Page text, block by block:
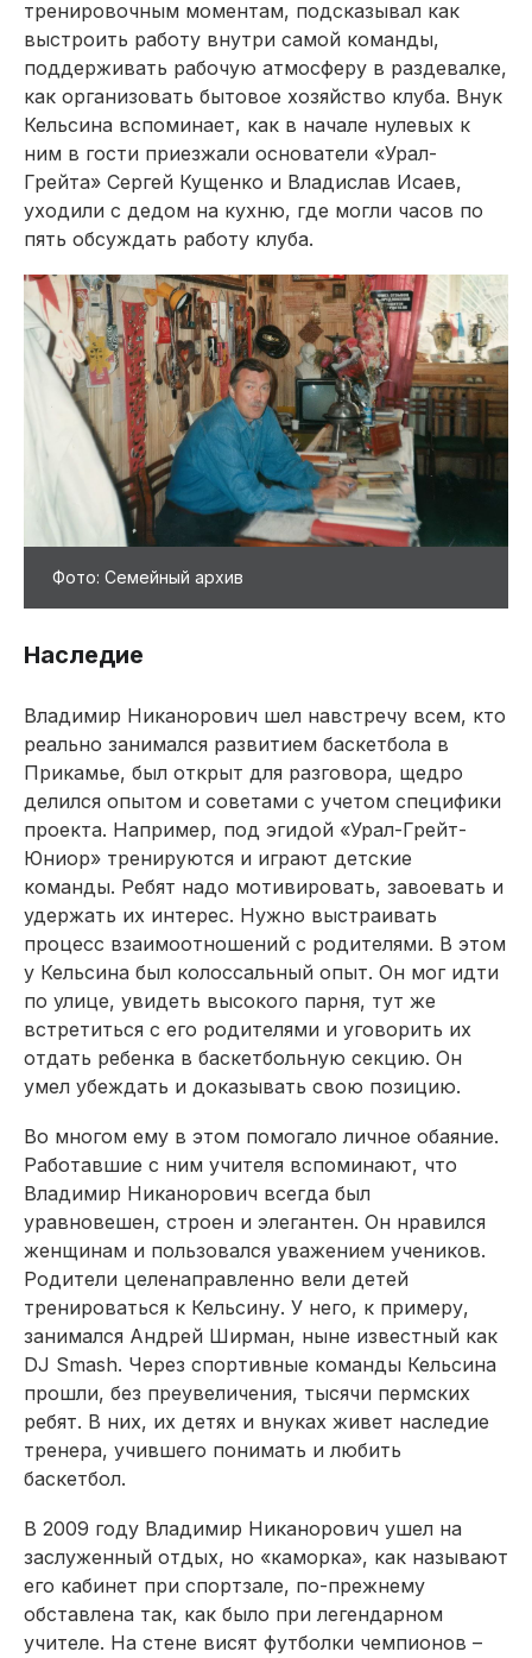
тренировочным моментам, подсказывал как
выстроить работу внутри самой команды,
поддерживать рабочую атмосферу в раздевалке,
как организовать бытовое хозяйство клуба. Внук
Кельсина вспоминает, как в начале нулевых к
ним в гости приезжали основатели «Урал-
Грейта» Сергей Кущенко и Владислав Исаев,
уходили с дедом на кухню, где могли часов по
пять обсуждать работу клуба.
Фото: Семейный архив
Наследие
Владимир Никанорович шел навстречу всем, кто
реально занимался развитием баскетбола в
Прикамье, был открыт для разговора, щедро
делился опытом и советами с учетом специфики
проекта. Например, под эгидой «Урал-Грейт-
Юниор» тренируются и играют детские
команды. Ребят надо мотивировать, завоевать и
удержать их интерес. Нужно выстраивать
процесс взаимоотношений с родителями. В этом
у Кельсина был колоссальный опыт. Он мог идти
по улице, увидеть высокого парня, тут же
встретиться с его родителями и уговорить их
отдать ребенка в баскетбольную секцию. Он
умел убеждать и доказывать свою позицию.
Во многом ему в этом помогало личное обаяние.
Работавшие с ним учителя вспоминают, что
Владимир Никанорович всегда был
уравновешен, строен и элегантен. Он нравился
женщинам и пользовался уважением учеников.
Родители целенаправленно вели детей
тренироваться к Кельсину. У него, к примеру,
занимался Андрей Ширман, ныне известный как
DJ Smash. Через спортивные команды Кельсина
прошли, без преувеличения, тысячи пермских
ребят. В них, их детях и внуках живет наследие
тренера, учившего понимать и любить
баскетбол.
В 2009 году Владимир Никанорович ушел на
заслуженный отдых, но «каморка», как называют
его кабинет при спортзале, по-прежнему
обставлена так, как было при легендарном
учителе. На стене висят футболки чемпионов –